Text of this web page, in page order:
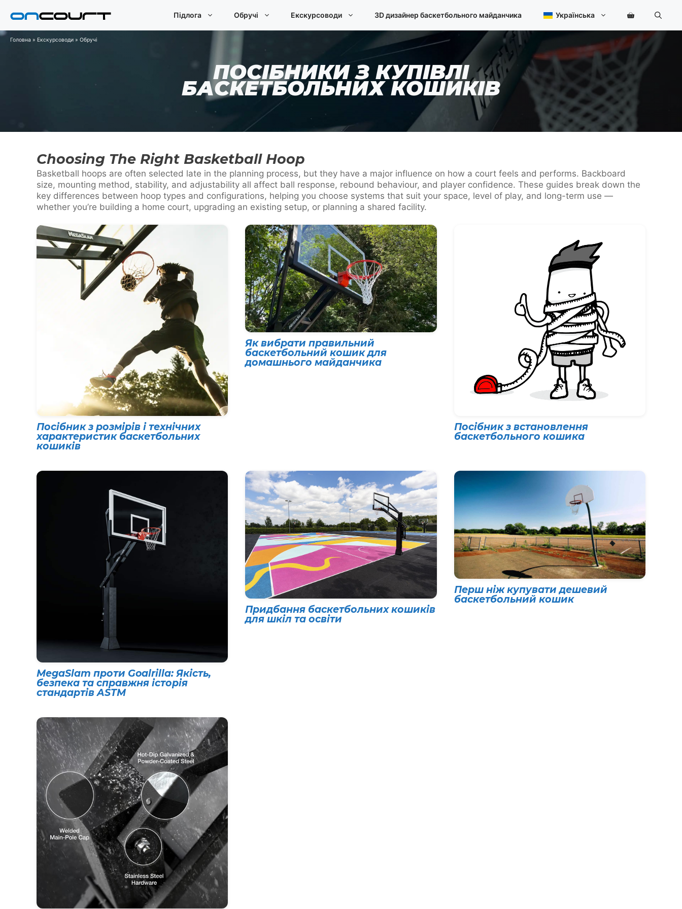
Підлога Обручі Екскурсоводи 3D дизайнер баскетбольного майданчика Українська
Головна » Екскурсоводи » Обручі
ПОСІБНИКИ З КУПІВЛІ
БАСКЕТБОЛЬНИХ КОШИКІВ
Choosing The Right Basketball Hoop
Basketball hoops are often selected late in the planning process, but they have a major influence on how a court feels and performs. Backboard
size, mounting method, stability, and adjustability all affect ball response, rebound behaviour, and player confidence. These guides break down the
key differences between hoop types and configurations, helping you choose systems that suit your space, level of play, and long-term use —
whether you’re building a home court, upgrading an existing setup, or planning a shared facility.
Посібник з розмірів і технічних
характеристик баскетбольних
кошиків
Як вибрати правильний
баскетбольний кошик для
домашнього майданчика
Посібник з встановлення
баскетбольного кошика
MegaSlam проти Goalrilla: Якість,
безпека та справжня історія
стандартів ASTM
Придбання баскетбольних кошиків
для шкіл та освіти
Перш ніж купувати дешевий
баскетбольний кошик